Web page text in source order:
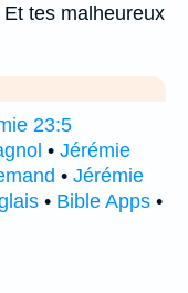
tes malheureux
23:5
• Jérémie
• Jérémie
• Bible Apps •